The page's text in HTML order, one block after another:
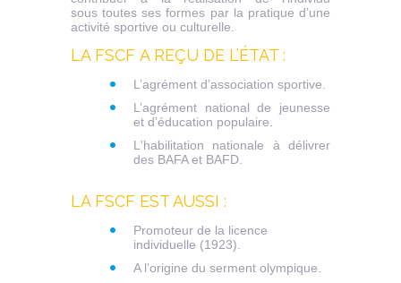
sous toutes ses formes par la pratique d’une
activité sportive ou culturelle.
LA FSCF A REÇU DE L’ÉTAT :
L’agrément d’association sportive.
L’agrément national de jeunesse
et d’éducation populaire.
L'habilitation nationale à délivrer
des BAFA et BAFD.
LA FSCF EST AUSSI :
Promoteur de la licence
individuelle (1923).
A l’origine du serment olympique.